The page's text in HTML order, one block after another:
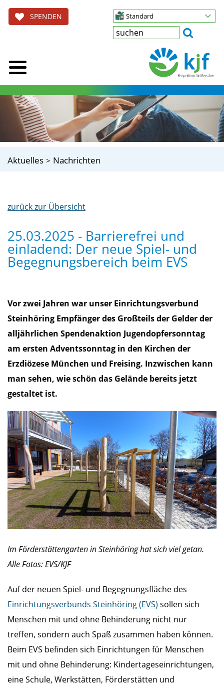
SPENDEN Standard
Aktuelles Nachrichten
zurück zur Übersicht
25.03.2025 - Barrierefrei und
einladend: Der neue Spiel- und
Begegnungsbereich beim EVS
Vor zwei Jahren war unser Einrichtungsverbund
Steinhöring Empfänger des Großteils der Gelder der
alljährlichen Spendenaktion Jugendopfersonntag
am ersten Adventssonntag in den Kirchen der
Erzdiözese München und Freising. Inzwischen kann
man sehen, wie schön das Gelände bereits jetzt
gestaltet ist.
Im Förderstättengarten in Steinhöring hat sich viel getan.
Alle Fotos: EVS/KJF
Auf der neuen Spiel- und Begegnungsfläche des
Einrichtungsverbunds Steinhöring (EVS) sollen sich
Menschen mit und ohne Behinderung nicht nur
treffen, sondern auch Spaß zusammen haben können.
Beim EVS befinden sich Einrichtungen für Menschen
mit und ohne Behinderung: Kindertageseinrichtungen,
eine Schule, Werkstätten, Förderstätten und